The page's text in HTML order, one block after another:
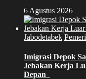
6 Agustus 2026
Jabodetabek
Imigrasi Depok
Jebakan Kerja
Depan